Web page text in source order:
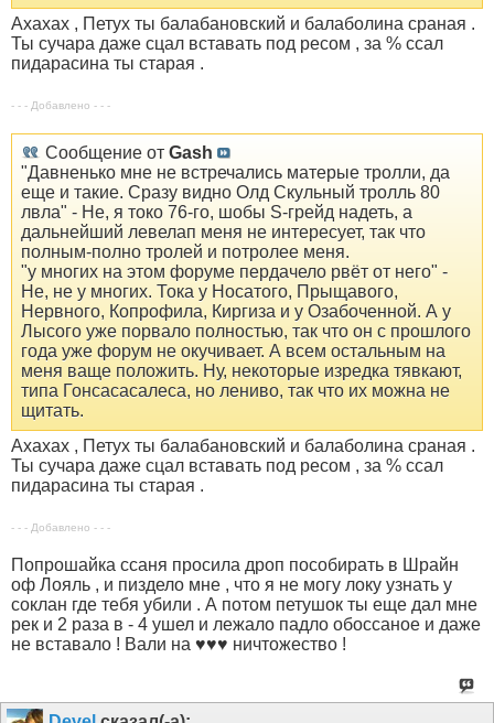
Ахахах , Петух ты балабановский и балаболина сраная .
Ты сучара даже сцал вставать под ресом , за % ссал
пидарасина ты старая .
- - - Добавлено - - -
Сообщение от Gash
"Давненько мне не встречались матерые тролли, да
еще и такие. Сразу видно Олд Скульный тролль 80
лвла" - Не, я токо 76-го, шобы S-грейд надеть, а
дальнейший левелап меня не интересует, так что
полным-полно тролей и потролее меня.
"у многих на этом форуме пердачело рвёт от него" -
Не, не у многих. Тока у Носатого, Прыщавого,
Нервного, Копрофила, Киргиза и у Озабоченной. А у
Лысого уже порвало полностью, так что он с прошлого
года уже форум не окучивает. А всем остальным на
меня ваще положить. Ну, некоторые изредка тявкают,
типа Гонсасасалеса, но лениво, так что их можна не
щитать.
Ахахах , Петух ты балабановский и балаболина сраная .
Ты сучара даже сцал вставать под ресом , за % ссал
пидарасина ты старая .
- - - Добавлено - - -
Попрошайка ссаня просила дроп пособирать в Шрайн
оф Лояль , и пиздело мне , что я не могу локу узнать у
соклан где тебя убили . А потом петушок ты еще дал мне
рек и 2 раза в - 4 ушел и лежало падло обоссаное и даже
не вставало ! Вали на ♥♥♥ ничтожество !